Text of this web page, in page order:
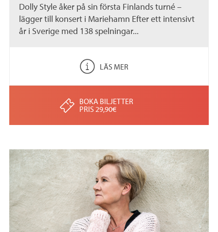
Dolly Style åker på sin första Finlands turné –
lägger till konsert i Mariehamn Efter ett intensivt
år i Sverige med 138 spelningar...
LÄS MER
BOKA BILJETTER
PRIS 29,90€